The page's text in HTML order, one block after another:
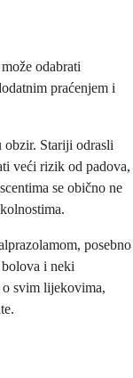
odabrati
praćenjem i
obzir. Stariji odrasli
veći rizik od padova,
se obično ne
posebno
i neki
svim lijekovima,